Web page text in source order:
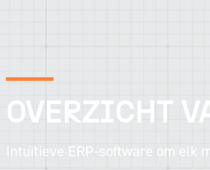
OVERZICHT
Intuïtieve ERP-software om elk